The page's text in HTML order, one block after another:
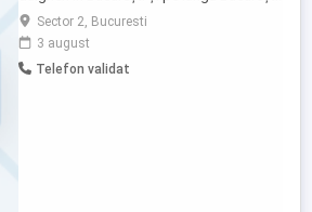
Asigur și cazare. Rog seriozitate pentru
mai multe detalii sunați
Sector 2, Bucuresti
3 august
Telefon validat